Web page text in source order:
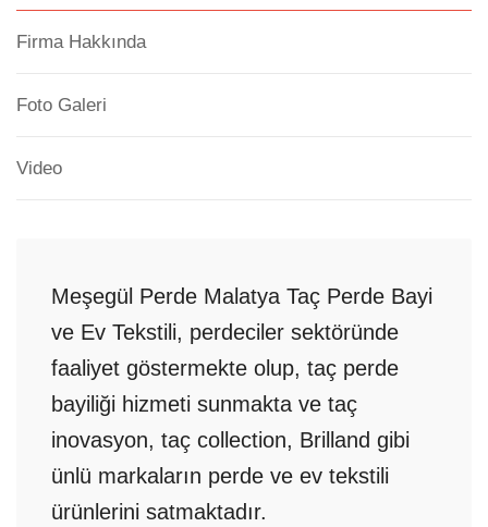
Firma Hakkında
Foto Galeri
Video
Meşegül Perde Malatya Taç Perde Bayi
ve Ev Tekstili, perdeciler sektöründe
faaliyet göstermekte olup, taç perde
bayiliği hizmeti sunmakta ve taç
inovasyon, taç collection, Brilland gibi
ünlü markaların perde ve ev tekstili
ürünlerini satmaktadır.